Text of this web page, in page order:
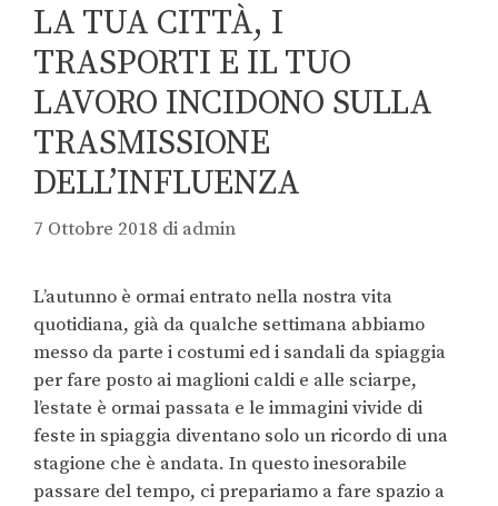
LA TUA CITTÀ, I
TRASPORTI E IL TUO
LAVORO INCIDONO SULLA
TRASMISSIONE
DELL’INFLUENZA
7 Ottobre 2018 di admin
L’autunno è ormai entrato nella nostra vita
quotidiana, già da qualche settimana abbiamo
messo da parte i costumi ed i sandali da spiaggia
per fare posto ai maglioni caldi e alle sciarpe,
l’estate è ormai passata e le immagini vivide di
feste in spiaggia diventano solo un ricordo di una
stagione che è andata. In questo inesorabile
passare del tempo, ci prepariamo a fare spazio a